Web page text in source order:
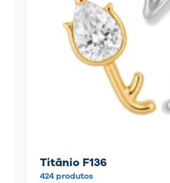
Titânio F136
424 produtos